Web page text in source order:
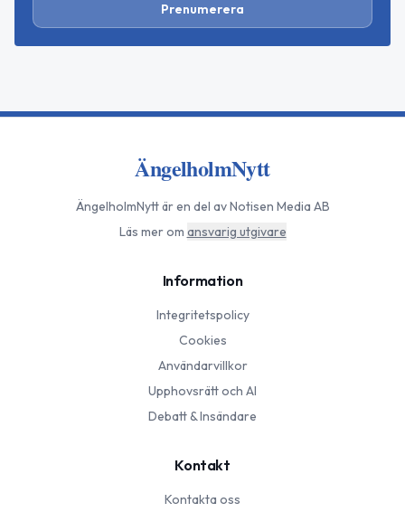
Prenumerera
ÄngelholmNytt
ÄngelholmNyttär en del av Notisen Media AB
Läs mer om ansvarig utgivare
Information
Integritetspolicy
Cookies
Användarvillkor
Upphovsrätt och AI
Debatt & Insändare
Kontakt
Kontakta oss